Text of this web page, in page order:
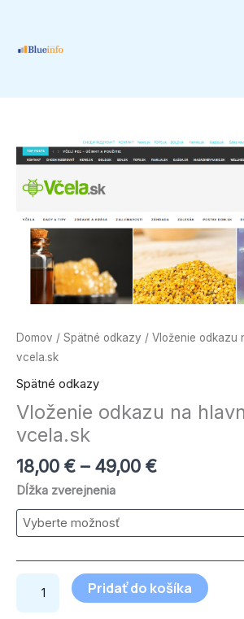
obsah
Domov / Spätné odkazy / Vloženie odkazu
vcela.sk
Spätné odkazy
Vloženie odkazu na
vcela.sk
18,00 € – 49,00 €
Price
range:
49,00 €
Dĺžka zverejnenia
množstvo
Vloženie
odkazu
hlavnú
stránku
vcela.sk
Pridať do košíka